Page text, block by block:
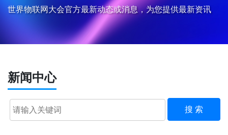
世界物联网大会官方最新动态或消息，为您提供最新资讯
新闻中心
搜 索